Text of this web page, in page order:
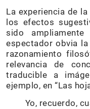
La experiencia de
los efectos
sido
espectador obvia
razonamiento
relevancia de
traducible a
ejemplo, en “Las
Yo, recuerdo,